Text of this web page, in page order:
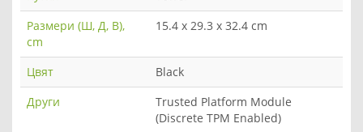
Размери (Ш, Д, В),
cm
15.4 x 29.3 x 32.4 cm
Цвят
Black
Други
Trusted Platform Module
(Discrete TPM Enabled)